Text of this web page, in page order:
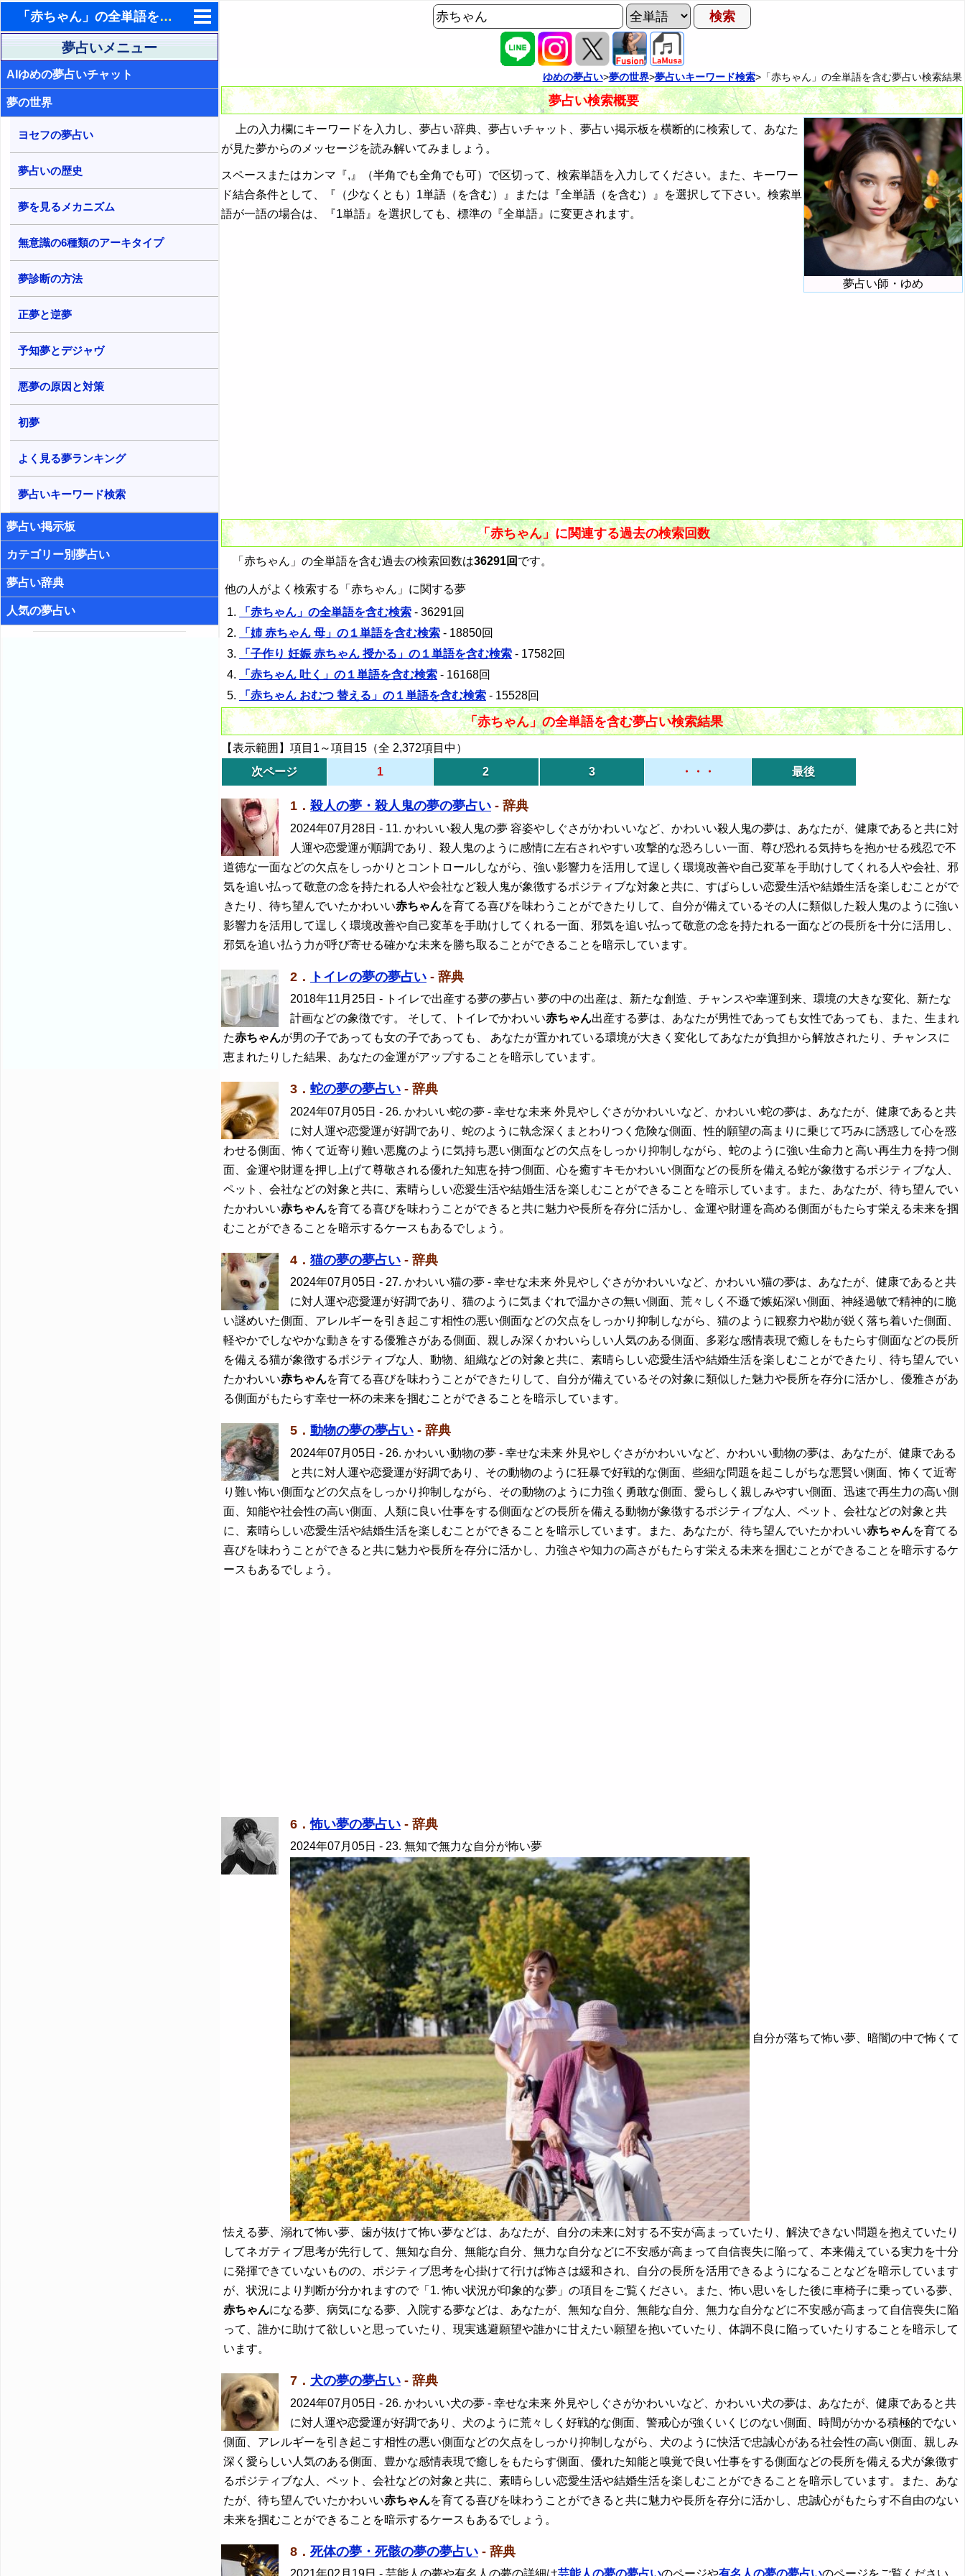
「赤ちゃん」の全単語を含む夢占い検索結果
東洋・西洋占星術
ホラリー占星術
手相占いで未来診断
タロットカードで無料占い
命名の姓名判断
飛星派風水で住宅開運
男と女の心理学と心理テスト
夢占いメニュー
AIゆめの夢占いチャット
夢の世界
ヨセフの夢占い
夢占いの歴史
夢を見るメカニズム
無意識の6種類のアーキタイプ
夢診断の方法
正夢と逆夢
予知夢とデジャヴ
悪夢の原因と対策
初夢
よく見る夢ランキング
夢占いキーワード検索
夢占い掲示板
カテゴリー別夢占い
夢占い辞典
人気の夢占い
ゆめの夢占い>夢の世界>夢占いキーワード検索>「赤ちゃん」の全単語を含む夢占い検索結果
夢占い検索概要
夢占い師・ゆめ
上の入力欄にキーワードを入力し、夢占い辞典、夢占いチャット、夢占い掲示板を横断的に検索して、あなた
が見た夢からのメッセージを読み解いてみましょう。
スペースまたはカンマ『,』（半角でも全角でも可）で区切って、検索単語を入力してください。また、キーワー
ド結合条件として、『（少なくとも）1単語（を含む）』または『全単語（を含む）』を選択して下さい。検索単
語が一語の場合は、『1単語』を選択しても、標準の『全単語』に変更されます。
「赤ちゃん」に関連する過去の検索回数
「赤ちゃん」の全単語を含む過去の検索回数は36291回 です。
他の人がよく検索する「赤ちゃん」に関する夢
「赤ちゃん」の全単語を含む検索 - 36291回
「姉 赤ちゃん 母」の１単語を含む検索 - 18850回
「子作り 妊娠 赤ちゃん 授かる」の１単語を含む検索 - 17582回
「赤ちゃん 吐く」の１単語を含む検索 - 16168回
「赤ちゃん おむつ 替える」の１単語を含む検索 - 15528回
「赤ちゃん」の全単語を含む夢占い検索結果
【表示範囲】項目1～項目15（全 2,372項目中）
次ページ
1 2 3 ・・・ 最後
1． 殺人の夢・殺人鬼の夢の夢占い - 辞典
2024年07月28日 - 11. かわいい殺人鬼の夢 容姿やしぐさがかわいいなど、かわいい殺人鬼の夢は、あなたが、健康であると共に対
人運や恋愛運が順調であり、殺人鬼のように感情に左右されやすい攻撃的な恐ろしい一面、尊び恐れる気持ちを抱かせる残忍で不
道徳な一面などの欠点をしっかりとコントロールしながら、強い影響力を活用して逞しく環境改善や自己変革を手助けしてくれる人や会社、邪
気を追い払って敬意の念を持たれる人や会社など殺人鬼が象徴するポジティブな対象と共に、すばらしい恋愛生活や結婚生活を楽しむことがで
きたり、待ち望んでいたかわいい赤ちゃんを育てる喜びを味わうことができたりして、自分が備えているその人に類似した殺人鬼のように強い
影響力を活用して逞しく環境改善や自己変革を手助けしてくれる一面、邪気を追い払って敬意の念を持たれる一面などの長所を十分に活用し、
邪気を追い払う力が呼び寄せる確かな未来を勝ち取ることができることを暗示しています。
2． トイレの夢の夢占い - 辞典
2018年11月25日 - トイレで出産する夢の夢占い 夢の中の出産は、新たな創造、チャンスや幸運到来、環境の大きな変化、新たな
計画などの象徴です。 そして、トイレでかわいい赤ちゃん出産する夢は、あなたが男性であっても女性であっても、また、生まれ
た赤ちゃんが男の子であっても女の子であっても、 あなたが置かれている環境が大きく変化してあなたが負担から解放されたり、チャンスに
恵まれたりした結果、あなたの金運がアップすることを暗示しています。
3． 蛇の夢の夢占い - 辞典
2024年07月05日 - 26. かわいい蛇の夢 - 幸せな未来 外見やしぐさがかわいいなど、かわいい蛇の夢は、あなたが、健康であると共
に対人運や恋愛運が好調であり、蛇のように執念深くまとわりつく危険な側面、性的願望の高まりに乗じて巧みに誘惑して心を惑
わせる側面、怖くて近寄り難い悪魔のように気持ち悪い側面などの欠点をしっかり抑制しながら、蛇のように強い生命力と高い再生力を持つ側
面、金運や財運を押し上げて尊敬される優れた知恵を持つ側面、心を癒すキモかわいい側面などの長所を備える蛇が象徴するポジティブな人、
ペット、会社などの対象と共に、素晴らしい恋愛生活や結婚生活を楽しむことができることを暗示しています。また、あなたが、待ち望んでい
たかわいい赤ちゃんを育てる喜びを味わうことができると共に魅力や長所を存分に活かし、金運や財運を高める側面がもたらす栄える未来を掴
むことができることを暗示するケースもあるでしょう。
4． 猫の夢の夢占い - 辞典
2024年07月05日 - 27. かわいい猫の夢 - 幸せな未来 外見やしぐさがかわいいなど、かわいい猫の夢は、あなたが、健康であると共
に対人運や恋愛運が好調であり、猫のように気まぐれで温かさの無い側面、荒々しく不遜で嫉妬深い側面、神経過敏で精神的に脆
い謎めいた側面、アレルギーを引き起こす相性の悪い側面などの欠点をしっかり抑制しながら、猫のように観察力や勘が鋭く落ち着いた側面、
軽やかでしなやかな動きをする優雅さがある側面、親しみ深くかわいらしい人気のある側面、多彩な感情表現で癒しをもたらす側面などの長所
を備える猫が象徴するポジティブな人、動物、組織などの対象と共に、素晴らしい恋愛生活や結婚生活を楽しむことができたり、待ち望んでい
たかわいい赤ちゃんを育てる喜びを味わうことができたりして、自分が備えているその対象に類似した魅力や長所を存分に活かし、優雅さがあ
る側面がもたらす幸せ一杯の未来を掴むことができることを暗示しています。
5． 動物の夢の夢占い - 辞典
2024年07月05日 - 26. かわいい動物の夢 - 幸せな未来 外見やしぐさがかわいいなど、かわいい動物の夢は、あなたが、健康である
と共に対人運や恋愛運が好調であり、その動物のように狂暴で好戦的な側面、些細な問題を起こしがちな悪賢い側面、怖くて近寄
り難い怖い側面などの欠点をしっかり抑制しながら、その動物のように力強く勇敢な側面、愛らしく親しみやすい側面、迅速で再生力の高い側
面、知能や社会性の高い側面、人類に良い仕事をする側面などの長所を備える動物が象徴するポジティブな人、ペット、会社などの対象と共
に、素晴らしい恋愛生活や結婚生活を楽しむことができることを暗示しています。また、あなたが、待ち望んでいたかわいい赤ちゃんを育てる
喜びを味わうことができると共に魅力や長所を存分に活かし、力強さや知力の高さがもたらす栄える未来を掴むことができることを暗示するケ
ースもあるでしょう。
6．怖い夢の夢占い - 辞典
2024年07月05日 - 23. 無知で無力な自分が怖い夢
自分が落ちて怖い夢、暗闇の中で怖くて
怯える夢、溺れて怖い夢、歯が抜けて怖い夢などは、あなたが、自分の未来に対する不安が高まっていたり、解決できない問題を抱えていたり
してネガティブ思考が先行して、無知な自分、無能な自分、無力な自分などに不安感が高まって自信喪失に陥って、本来備えている実力を十分
に発揮できていないものの、ポジティブ思考を心掛けて行けば怖さは緩和され、自分の長所を活用できるようになることなどを暗示しています
が、状況により判断が分かれますので「1. 怖い状況が印象的な夢」の項目をご覧ください。また、怖い思いをした後に車椅子に乗っている夢、
赤ちゃんになる夢、病気になる夢、入院する夢などは、あなたが、無知な自分、無能な自分、無力な自分などに不安感が高まって自信喪失に陥
って、誰かに助けて欲しいと思っていたり、現実逃避願望や誰かに甘えたい願望を抱いていたり、体調不良に陥っていたりすることを暗示して
います。
7． 犬の夢の夢占い - 辞典
2024年07月05日 - 26. かわいい犬の夢 - 幸せな未来 外見やしぐさがかわいいなど、かわいい犬の夢は、あなたが、健康であると共
に対人運や恋愛運が好調であり、犬のように荒々しく好戦的な側面、警戒心が強くいくじのない側面、時間がかかる積極的でない
側面、アレルギーを引き起こす相性の悪い側面などの欠点をしっかり抑制しながら、犬のように快活で忠誠心がある社会性の高い側面、親しみ
深く愛らしい人気のある側面、豊かな感情表現で癒しをもたらす側面、優れた知能と嗅覚で良い仕事をする側面などの長所を備える犬が象徴す
るポジティブな人、ペット、会社などの対象と共に、素晴らしい恋愛生活や結婚生活を楽しむことができることを暗示しています。また、あな
たが、待ち望んでいたかわいい赤ちゃんを育てる喜びを味わうことができると共に魅力や長所を存分に活かし、忠誠心がもたらす不自由のない
未来を掴むことができることを暗示するケースもあるでしょう。
8． 死体の夢・死骸の夢の夢占い - 辞典